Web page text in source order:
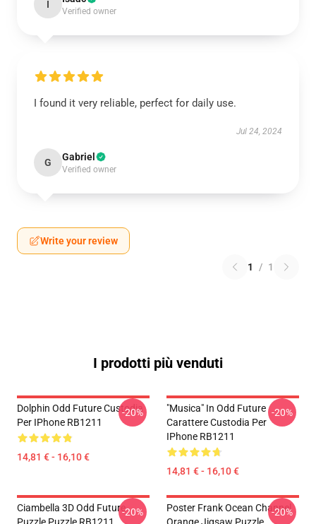
I
Verified owner
I found it very reliable, perfect for daily use.
Jul 24, 2024
G Gabriel
Verified owner
Write your review
1 / 1
I prodotti più venduti
Dolphin Odd Future Custodia
Per IPhone RB1211
14,81 € - 16,10 €
-20%
"Musica" In Odd Future
Carattere Custodia Per
IPhone RB1211
14,81 € - 16,10 €
-20%
Ciambella 3D Odd Future-20%
Poster Frank Ocean Channel
-20%